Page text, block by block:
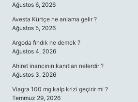
Ağustos 6, 2026
Avesta Kürtçe ne anlama gelir ?
Ağustos 5, 2026
Argoda fındık ne demek ?
Ağustos 4, 2026
Ahiret inancının kanıtları nelerdir ?
Ağustos 3, 2026
Viagra 100 mg kalp krizi geçirir mi ?
Temmuz 29, 2026